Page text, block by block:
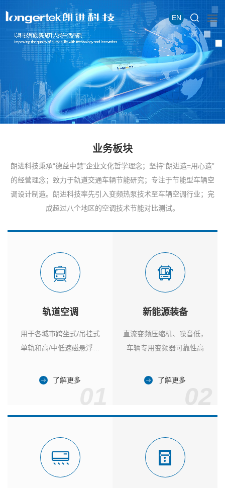
EN
业务板块
朗进科技秉承“德益中慧”企业文化哲学理念；坚持“朗进造=用心造”
的经营理念；致力于轨道交通车辆节能研究；专注于节能型车辆空
调设计制造。朗进科技率先引入变频热泵技术至车辆空调行业；完
成超过八个地区的空调技术节能对比测试。
轨道空调
用于各城市跨坐式/吊挂式
单轨和高/中低速磁悬浮列
了解更多
新能源装备
直流变频压缩机、噪音低，
车辆专用变频器可靠性高
了解更多